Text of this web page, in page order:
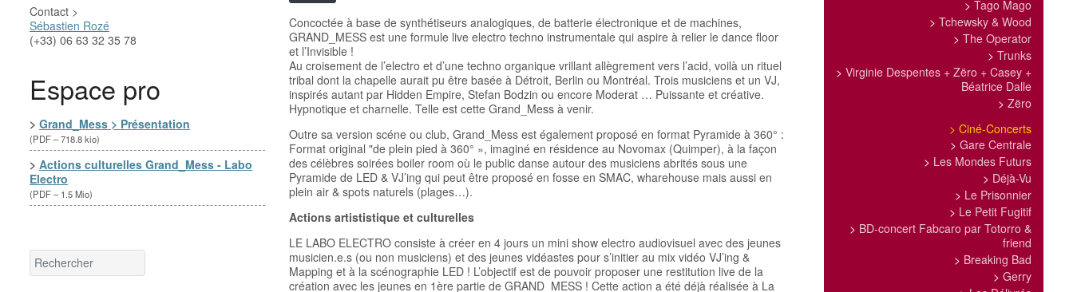
Contact >
Sébastien Rozé
(+33) 06 63 32 35 78
Espace pro
> Grand_Mess > Présentation
(PDF – 718.8 kio)
> Actions culturelles Grand_Mess - Labo
Electro
(PDF – 1.5 Mio)
Concoctée à base de synthétiseurs analogiques, de batterie électronique et de machines,
GRAND_MESS est une formule live electro techno instrumentale qui aspire à relier le dance floor
et l’Invisible !
Au croisement de l’electro et d’une techno organique vrillant allègrement vers l’acid, voilà un rituel
tribal dont la chapelle aurait pu être basée à Détroit, Berlin ou Montréal. Trois musiciens et un VJ,
inspirés autant par Hidden Empire, Stefan Bodzin ou encore Moderat … Puissante et créative.
Hypnotique et charnelle. Telle est cette Grand_Mess à venir.
Outre sa version scéne ou club, Grand_Mess est également proposé en format Pyramide à 360° :
Format original "de plein pied à 360° », imaginé en résidence au Novomax (Quimper), à la façon
des célèbres soirées boiler room où le public danse autour des musiciens abrités sous une
Pyramide de LED & VJ’ing qui peut être proposé en fosse en SMAC, wharehouse mais aussi en
plein air & spots naturels (plages…).
Actions artististique et culturelles
LE LABO ELECTRO consiste à créer en 4 jours un mini show electro audiovisuel avec des jeunes
musicien.e.s (ou non musiciens) et des jeunes vidéastes pour s’initier au mix vidéo VJ’ing &
Mapping et à la scénographie LED ! L’objectif est de pouvoir proposer une restitution live de la
création avec les jeunes en 1ère partie de GRAND_MESS ! Cette action a été déjà réalisée à La
> Tago Mago
> Tchewsky & Wood
> The Operator
> Trunks
> Virginie Despentes + Zëro + Casey +
Béatrice Dalle
> Zëro
> Ciné-Concerts
> Gare Centrale
> Les Mondes Futurs
> Déjà-Vu
> Le Prisonnier
> Le Petit Fugitif
> BD-concert Fabcaro par Totorro &
friend
> Breaking Bad
> Gerry